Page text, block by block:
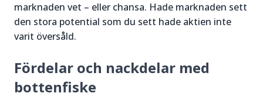
marknaden vet – eller chansa. Hade marknaden sett
den stora potential som du sett hade aktien inte
varit översåld.
Fördelar och nackdelar med
bottenfiske